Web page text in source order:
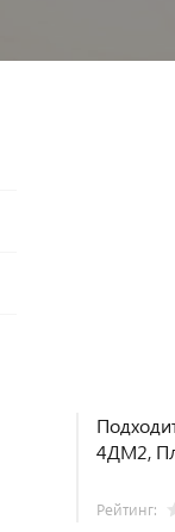
4ДМ2,
Рейтинг: